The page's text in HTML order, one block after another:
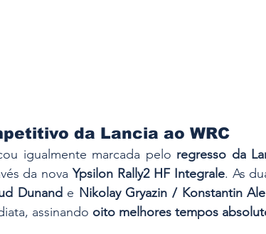
da Lancia ao WRC
igualmente marcada pelo regresso da
da nova Ypsilon Rally2 HF Integrale
Dunand e Nikolay Gryazin / Konstantin
assinando oito melhores tempos